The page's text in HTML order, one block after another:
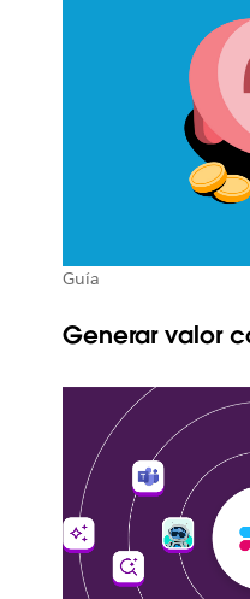
Guía
Generar valor